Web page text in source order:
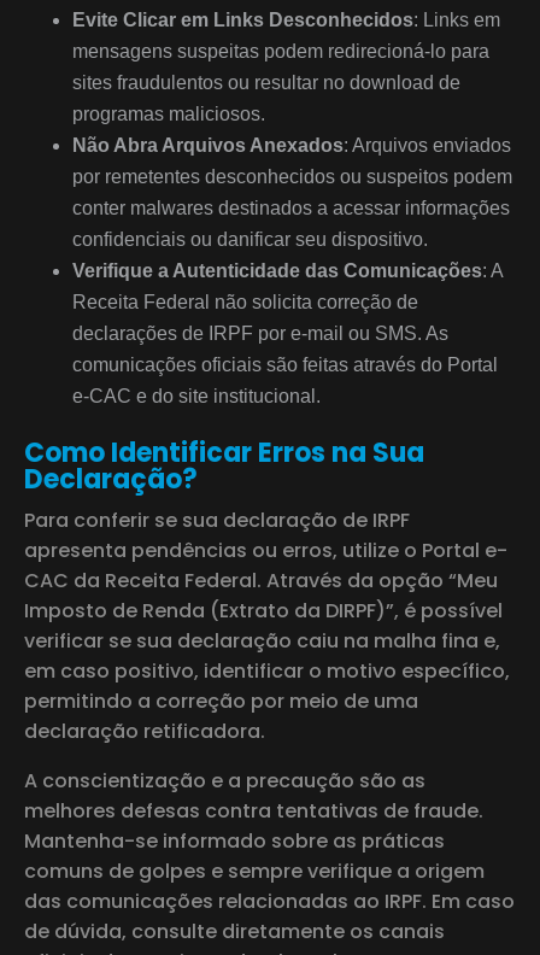
Evite Clicar em Links Desconhecidos: Links em
mensagens suspeitas podem redirecioná-lo para
sites fraudulentos ou resultar no download de
programas maliciosos.
Não Abra Arquivos Anexados: Arquivos enviados
por remetentes desconhecidos ou suspeitos podem
conter malwares destinados a acessar informações
confidenciais ou danificar seu dispositivo.
Verifique a Autenticidade das Comunicações: A
Receita Federal não solicita correção de
declarações de IRPF por e-mail ou SMS. As
comunicações oficiais são feitas através do Portal
e-CAC e do site institucional.
Como Identificar Erros na Sua
Declaração?
Para conferir se sua declaração de IRPF
apresenta pendências ou erros, utilize o Portal e-
CAC da Receita Federal. Através da opção “Meu
Imposto de Renda (Extrato da DIRPF)”, é possível
verificar se sua declaração caiu na malha fina e,
em caso positivo, identificar o motivo específico,
permitindo a correção por meio de uma
declaração retificadora.
A conscientização e a precaução são as
melhores defesas contra tentativas de fraude.
Mantenha-se informado sobre as práticas
comuns de golpes e sempre verifique a origem
das comunicações relacionadas ao IRPF. Em caso
de dúvida, consulte diretamente os canais